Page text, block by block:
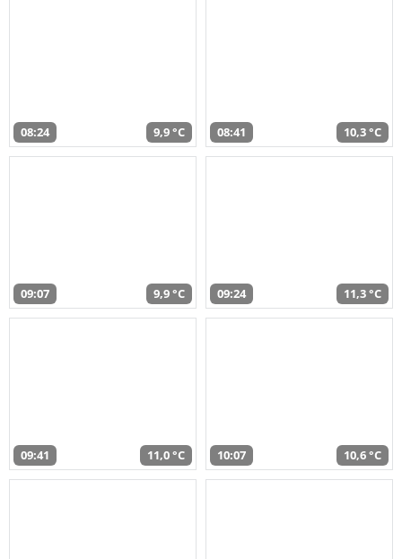
08:24 9,9 °C 08:41 10,3 °C
09:07 9,9 °C 09:24 11,3 °C
09:41 11,0 °C 10:07 10,6 °C